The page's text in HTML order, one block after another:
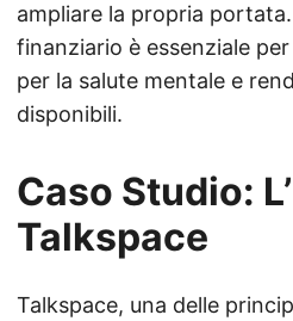
ampliare la propria
finanziario è essenziale
per la salute mentale e
disponibili.
Caso Studio:
Talkspace
Talkspace, una delle